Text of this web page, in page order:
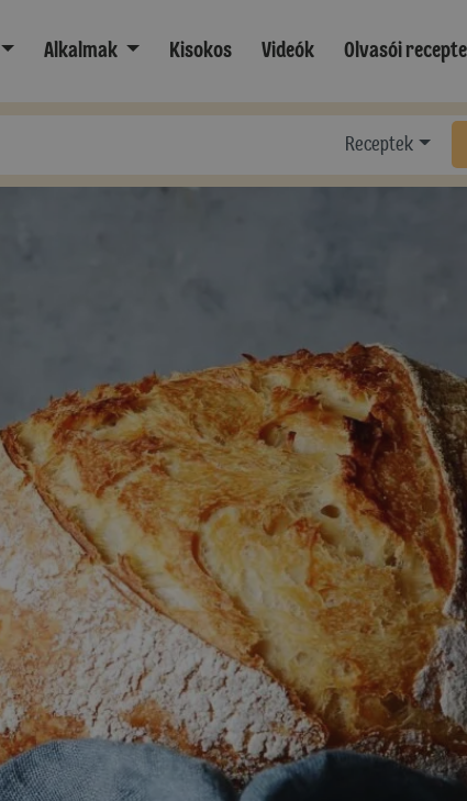
Alkalmak Kisokos Videók Olvasói
Receptek